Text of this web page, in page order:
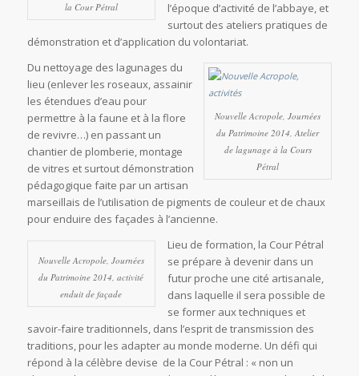
la Cour Pétral
l’époque d’activité de l’abbaye, et
surtout des ateliers pratiques de
démonstration et d’application du volontariat.
Nouvelle Acropole, Journées
du Patrimoine 2014, Atelier
de lagunage à la Cours
Pétral
Du nettoyage des lagunages du
lieu (enlever les roseaux, assainir
les étendues d’eau pour
permettre à la faune et à la flore
de revivre…) en passant un
chantier de plomberie, montage
de vitres et surtout démonstration
pédagogique faite par un artisan
marseillais de l’utilisation de pigments de couleur et de chaux
pour enduire des façades à l’ancienne.
Nouvelle Acropole, Journées
du Patrimoine 2014, activité
enduit de façade
Lieu de formation, la Cour Pétral
se prépare à devenir dans un
futur proche une cité artisanale,
dans laquelle il sera possible de
se former aux techniques et
savoir-faire traditionnels, dans l’esprit de transmission des
traditions, pour les adapter au monde moderne. Un défi qui
répond à la célèbre devise de la Cour Pétral : « non un